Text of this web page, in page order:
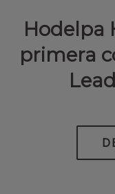
Hodelpa
primera